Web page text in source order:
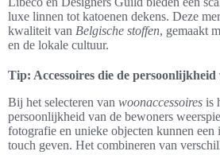
luxe linnen tot katoenen dekens. Deze
kwaliteit van Belgische stoffen, gemaakt
en de lokale cultuur.
Tip: Accessoires die de persoonlijkheid
Bij het selecteren van woonaccessoires is
persoonlijkheid van de bewoners
fotografie en unieke objecten kunnen een
touch geven. Het combineren van